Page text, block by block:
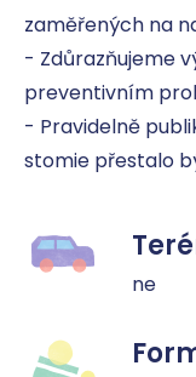
zaměřených na
- Zdůrazňujeme
preventivním
- Pravidelně
stomie přestalo
ne